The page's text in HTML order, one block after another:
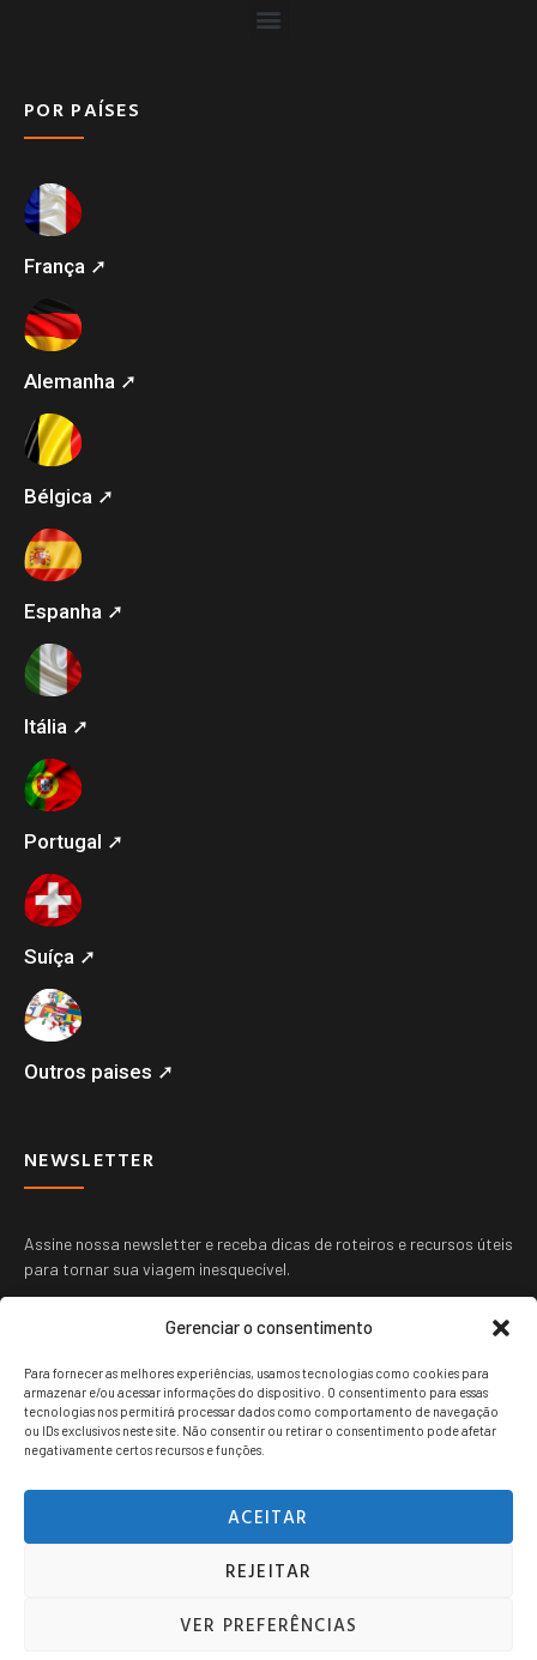
Gerenciar o consentimento
Para fornecer as melhores experiências, usamos tecnologias como cookies para
armazenar e/ou acessar informações do dispositivo. O consentimento para essas
tecnologias nos permitirá processar dados como comportamento de navegação
ou IDs exclusivos neste site. Não consentir ou retirar o consentimento pode afetar
negativamente certos recursos e funções.
ACEITAR
REJEITAR
VER PREFERÊNCIAS
POR PAÍSES
França ➚
Alemanha ➚
Bélgica ➚
Espanha ➚
Itália ➚
Portugal ➚
Suíça ➚
Outros paises ➚
NEWSLETTER
Assine nossa newsletter e receba dicas de roteiros e recursos úteis
para tornar sua viagem inesquecível.
ENVIAR
Viagem jovem copyright © 2024. Todos os direitos reservados.
POLITICA DE PRIVACIDADE TERMOS DE USO